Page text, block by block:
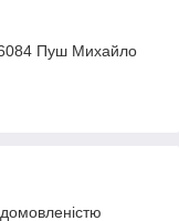
Пуш Михайло